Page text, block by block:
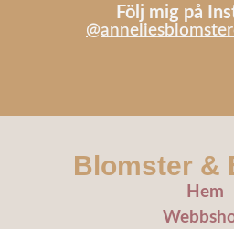
Följ mig på
Blomster &
Hem